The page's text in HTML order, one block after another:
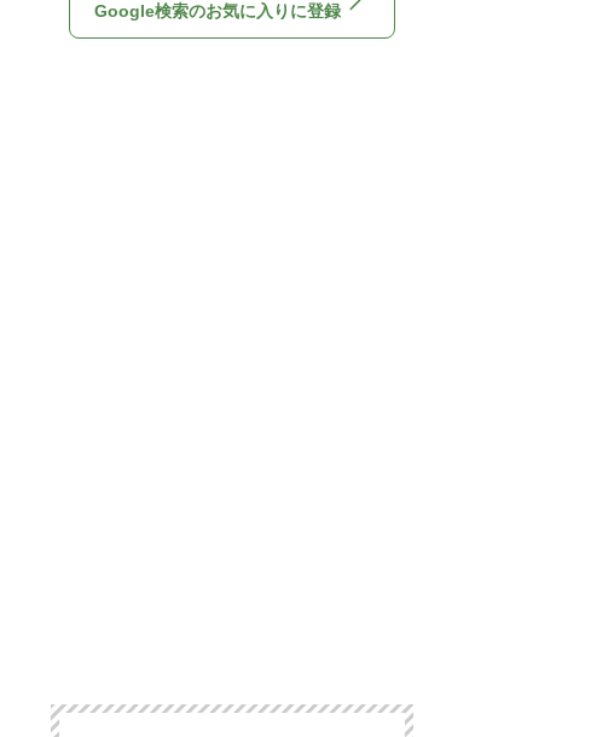
Google検索のお気に入りに登録